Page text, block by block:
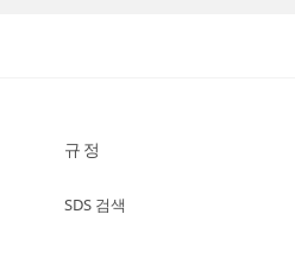
규정
SDS 검색